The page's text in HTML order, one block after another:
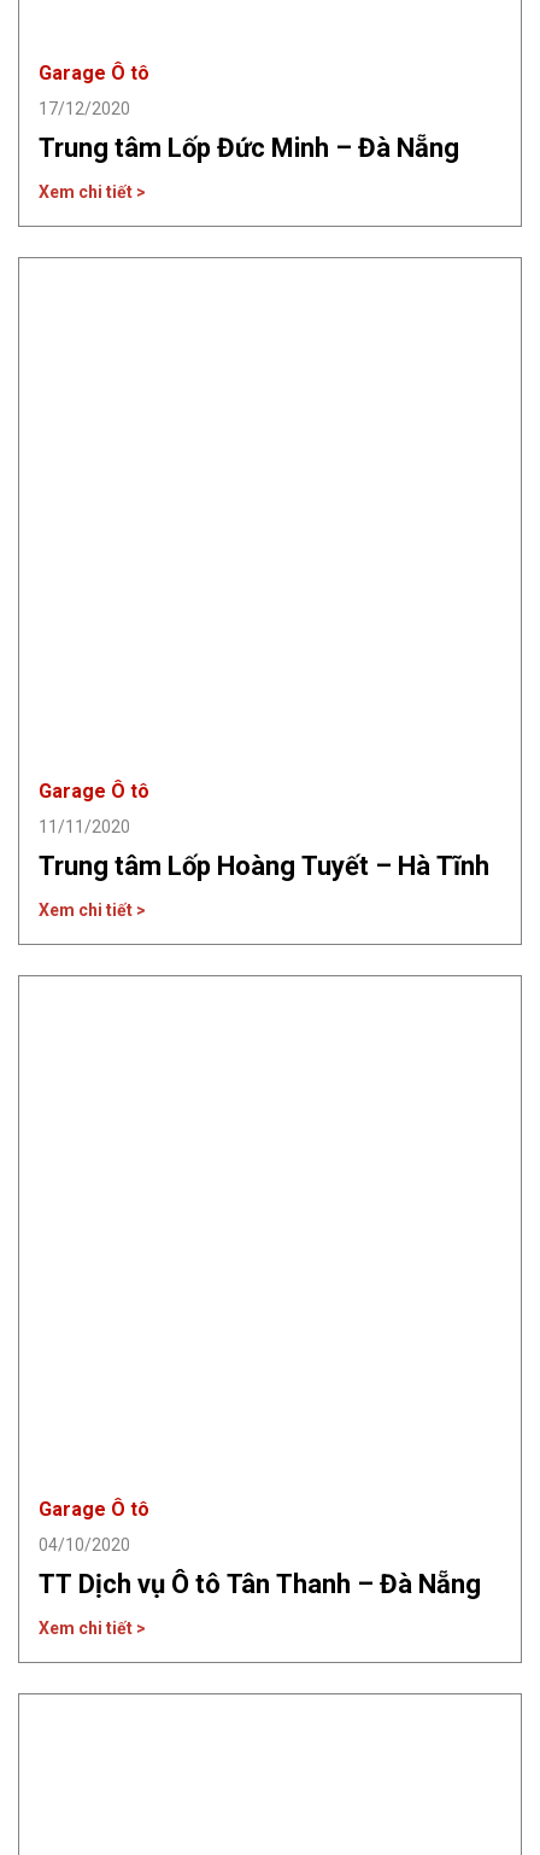
Garage Ô tô
17/12/2020
Trung tâm Lốp Đức Minh – Đà Nẵng
Xem chi tiết >
Garage Ô tô
11/11/2020
Trung tâm Lốp Hoàng Tuyết – Hà Tĩnh
Xem chi tiết >
Garage Ô tô
04/10/2020
TT Dịch vụ Ô tô Tân Thanh – Đà Nẵng
Xem chi tiết >